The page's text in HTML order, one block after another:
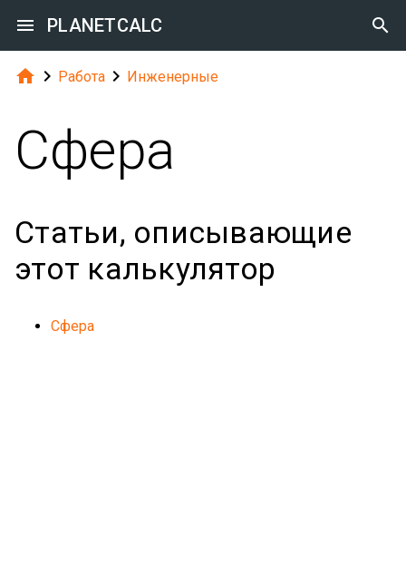
 PLANETCALC 
  Работа  Инженерные
Сфера
Статьи, описывающие
этот калькулятор
Сфера